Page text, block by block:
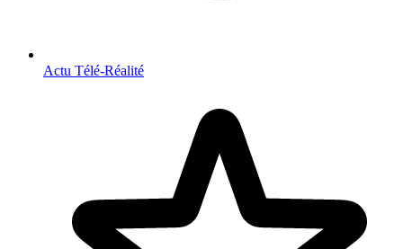
Actu Télé-Réalité